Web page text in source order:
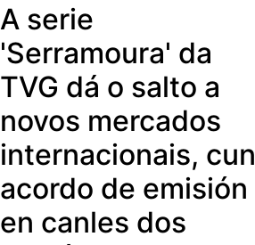
verticalidade e o bosque atlántico. E
a seguinte parada da produción é no
Canón do Sil (Os Peares), onde a
familia Böckprotagoniza unha viaxe
interxeracional pola escalada clásica,
que combina natureza, tradición e o
patrimonio vitivinícola da Ribeira
Sacra.
A serie
'Serramoura' da
TVG dá o salto a
novos mercados
internacionais, cun
acordo de emisión
en canles dos